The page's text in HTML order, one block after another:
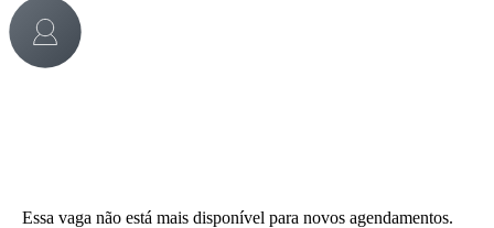
Essa vaga não está mais disponível para novos agendamentos.